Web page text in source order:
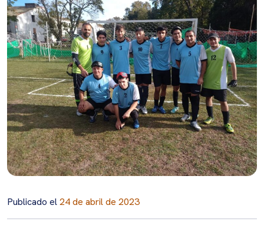
Publicado el24 de abril de 2023